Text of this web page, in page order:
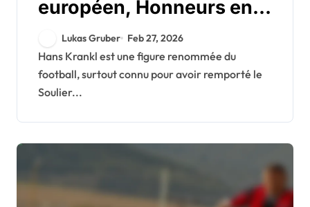
européen, Honneurs en
club, Buts internationaux
Lukas Gruber Feb 27, 2026
Hans Krankl est une figure renommée du
football, surtout connu pour avoir remporté le
Soulier...